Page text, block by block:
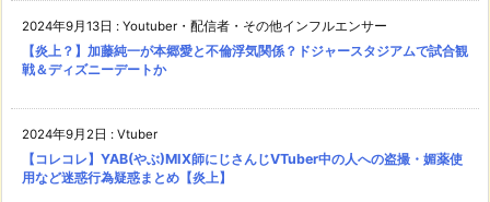
2024年9月13日 : Youtuber・配信者・その他インフルエンサー
【炎上？】加藤純一が本郷愛と不倫浮気関係？ドジャースタジアムで試合観
戦＆ディズニーデートか
2024年9月2日 : Vtuber
【コレコレ】YAB(やぶ)MIX師にじさんじVTuber中の人への盗撮・媚薬使
用など迷惑行為疑惑まとめ【炎上】